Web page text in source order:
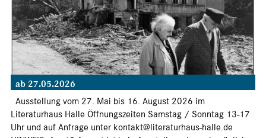
ab 27.05.2026
Ausstellung vom 27. Mai bis 16. August 2026 im
Literaturhaus Halle Öffnungszeiten Samstag / Sonntag 13-17
Uhr und auf Anfrage unter kontakt@literaturhaus-halle.de